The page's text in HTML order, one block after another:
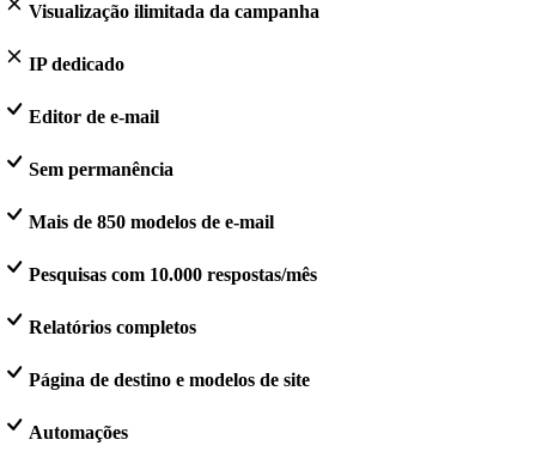
Visualização ilimitada da campanha
IP dedicado
Editor de e-mail
Sem permanência
Mais de 850 modelos de e-mail
Pesquisas com 10.000 respostas/mês
Relatórios completos
Página de destino e modelos de site
Automações